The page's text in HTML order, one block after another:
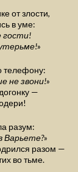
от злости,
в уме:
гости!
»
телефону:
не звони!»
—
разум:
Варьете?»
разом —
во тьме.